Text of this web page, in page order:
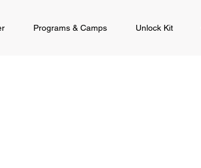
Programs & Camps Unlock Kit